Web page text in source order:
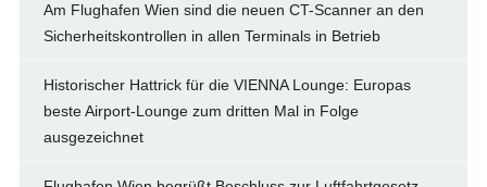
Am Flughafen Wien sind die neuen CT-Scanner an den
Sicherheitskontrollen in allen Terminals in Betrieb
Historischer Hattrick für die VIENNA Lounge: Europas
beste Airport-Lounge zum dritten Mal in Folge
ausgezeichnet